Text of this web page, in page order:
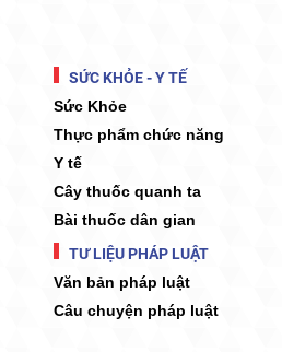
SỨC KHỎE - Y TẾ
Sức Khỏe
Thực phẩm chức năng
Y tế
Cây thuốc quanh ta
Bài thuốc dân gian
TƯ LIỆU PHÁP LUẬT
Văn bản pháp luật
Câu chuyện pháp luật